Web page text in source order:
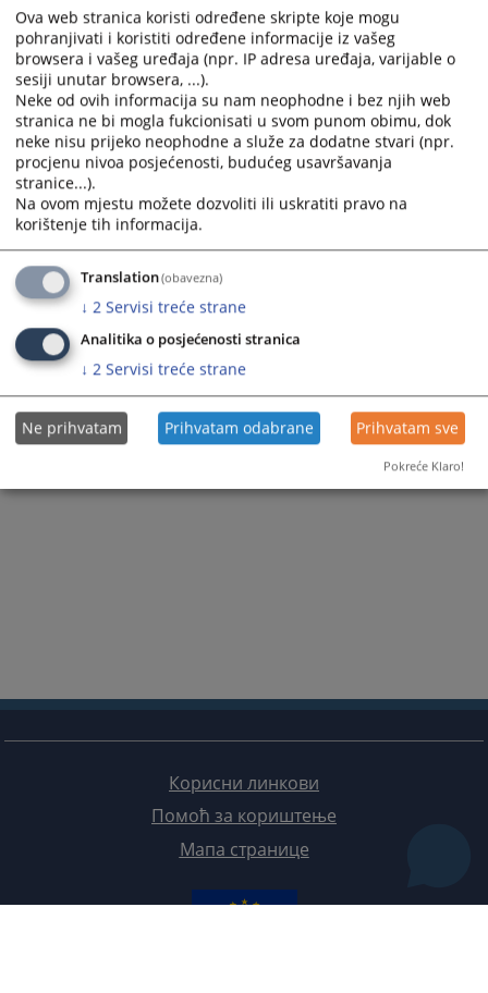
Приказана вијест је на: Српски језик
Пратећи документи
Извјештај о раду Судске полиције Републике Српске
за 2025. годину
53ПРЕГЛЕДА
Корисни линкови
Помоћ за кориштење
Мапа странице
Ova web stranica koristi određene skripte koje mogu
pohranjivati i koristiti određene informacije iz vašeg
browsera i vašeg uređaja (npr. IP adresa uređaja, varijable o
sesiji unutar browsera, ...).
Neke od ovih informacija su nam neophodne i bez njih web
stranica ne bi mogla fukcionisati u svom punom obimu, dok
neke nisu prijeko neophodne a služe za dodatne stvari (npr.
procjenu nivoa posjećenosti, budućeg usavršavanja
stranice...).
Na ovom mjestu možete dozvoliti ili uskratiti pravo na
korištenje tih informacija.
Translation(obavezna)
↓ 2 Servisi treće strane
Analitika o posjećenosti stranica
↓ 2 Servisi treće strane
Ne prihvatam Prihvatam odabrane Prihvatam sve
Pokreće Klaro!